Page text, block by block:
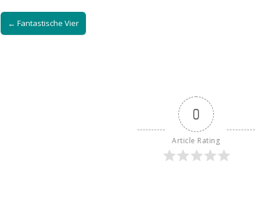
Post
navigation
← Fantastische Vier
0
Article Rating